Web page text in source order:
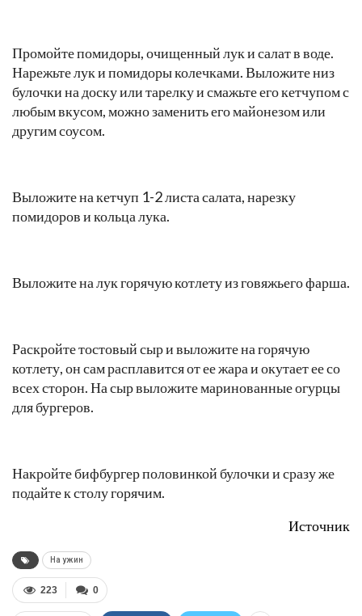
Разрежьте булочку пополам по горизонтали, снимите
на тарелку котлету и выложите в сковороду булочку,
чтобы она поджарилась и впитала в себя мясной сок за
1-2 минуты. Выключите нагрев.
Промойте помидоры, очищенный лук и салат в воде.
Нарежьте лук и помидоры колечками. Выложите низ
помидоров и кольца лука.
Раскройте тостовый сыр и выложите на горячую
всех сторон. На сыр выложите маринованные огурцы
для бургеров.